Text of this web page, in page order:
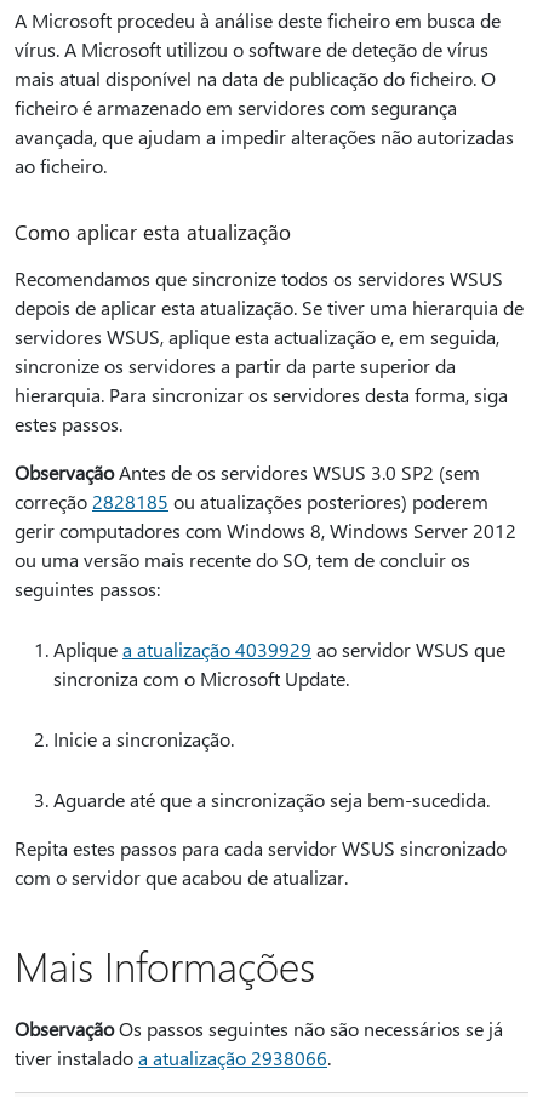
A Microsoft procedeu à análise deste ficheiro em busca de
vírus. A Microsoft utilizou o software de deteção de vírus
mais atual disponível na data de publicação do ficheiro. O
ficheiro é armazenado em servidores com segurança
avançada, que ajudam a impedir alterações não autorizadas
ao ficheiro.
Como aplicar esta atualização
Recomendamos que sincronize todos os servidores WSUS
depois de aplicar esta atualização. Se tiver uma hierarquia de
servidores WSUS, aplique esta actualização e, em seguida,
sincronize os servidores a partir da parte superior da
hierarquia. Para sincronizar os servidores desta forma, siga
estes passos.
ObservaçãoAntes de os servidores WSUS 3.0 SP2 (sem
correção 2828185 ou atualizações posteriores) poderem
gerir computadores com Windows 8, Windows Server 2012
ou uma versão mais recente do SO, tem de concluir os
seguintes passos:
Apliquea atualização 4039929 ao servidor WSUS que
sincroniza com o Microsoft Update.
Inicie a sincronização.
Aguarde até que a sincronização seja bem-sucedida.
Repita estes passos para cada servidor WSUS sincronizado
com o servidor que acabou de atualizar.
Mais Informações
ObservaçãoOs passos seguintes não são necessários se já
tiver instaladoa atualização 2938066.